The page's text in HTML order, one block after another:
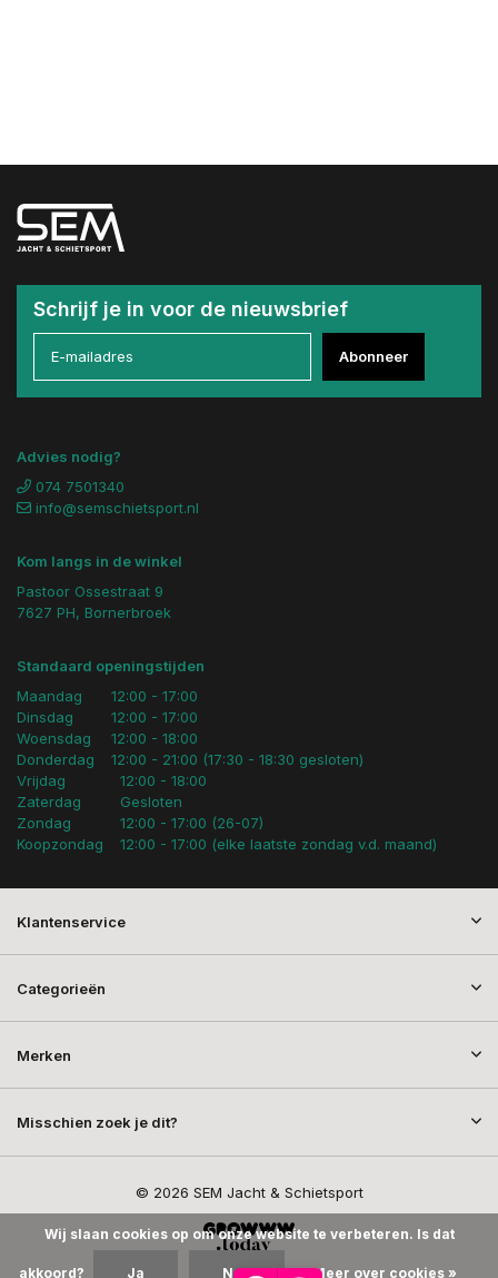
Schrijf je in voor de nieuwsbrief
Abonneer
Advies nodig?
074 7501340
info@semschietsport.nl
Kom langs in de winkel
Pastoor Ossestraat 9
7627 PH, Bornerbroek
Standaard openingstijden
Maandag
Dinsdag
Woensdag
Donderdag
12:00 - 17:00
12:00 - 17:00
12:00 - 18:00
12:00 - 21:00 (17:30 - 18:30 gesloten)
Vrijdag
Zaterdag
Zondag
Koopzondag
12:00 - 18:00
Gesloten
12:00 - 17:00 (26-07)
12:00 - 17:00 (elke laatste zondag v.d. maand)
Klantenservice
Categorieën
Merken
Misschien zoek je dit?
© 2026 SEM Jacht & Schietsport
Wij slaan cookies op om onze website te verbeteren. Is dat
akkoord? Ja Nee Meer over cookies »